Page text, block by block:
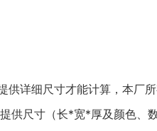
供详细尺寸才能计算，本厂
供尺寸（长*宽*厚及颜色、数